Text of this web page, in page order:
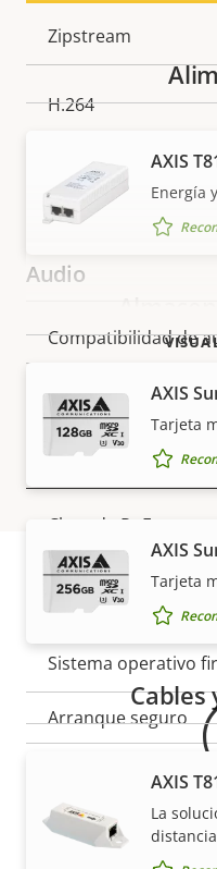
Descripción
de
Zipstream
H.264
H.265
AV1
Audio
Descripción
propiedad
Compatibilidad de
Micrófono integrado
Red
Descripción
de
propiedad
Clase de PoE
Seguridad
Descripción
de
propiedad
Sistema operativo
Arranque seguro
Axis Edge Vault
AXIS
Energía
AXIS
Tarjeta
AXIS
Tarjeta
Cables
AXIS
La
MOSTRAR